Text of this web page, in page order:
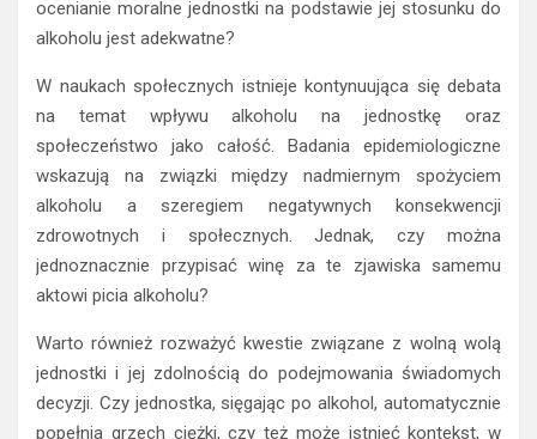
ocenianie moralne jednostki na podstawie jej stosunku do
alkoholu jest adekwatne?
W naukach społecznych istnieje kontynuująca się debata
na temat wpływu alkoholu na jednostkę oraz
społeczeństwo jako całość. Badania epidemiologiczne
wskazują na związki między nadmiernym spożyciem
alkoholu a szeregiem negatywnych konsekwencji
zdrowotnych i społecznych. Jednak, czy można
jednoznacznie przypisać winę za te zjawiska samemu
aktowi picia alkoholu?
Warto również rozważyć kwestie związane z wolną wolą
jednostki i jej zdolnością do podejmowania świadomych
decyzji. Czy jednostka, sięgając po alkohol, automatycznie
popełnia grzech ciężki, czy też może istnieć kontekst, w